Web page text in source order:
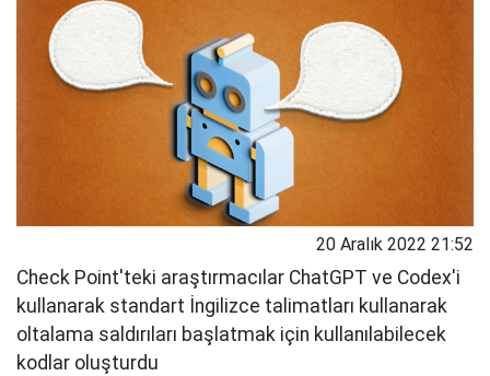
20 Aralık 2022 21:52
Check Point'teki araştırmacılar ChatGPT ve Codex'i
kullanarak standart İngilizce talimatları kullanarak
oltalama saldırıları başlatmak için kullanılabilecek
kodlar oluşturdu